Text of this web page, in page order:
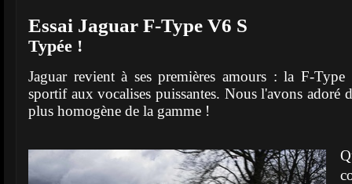
Essai Jaguar F-Type V6 S
Typée !
Jaguar revient à ses premières amours : la F-
sportif aux vocalises puissantes. Nous l'avons adoré
plus homogène de la gamme !